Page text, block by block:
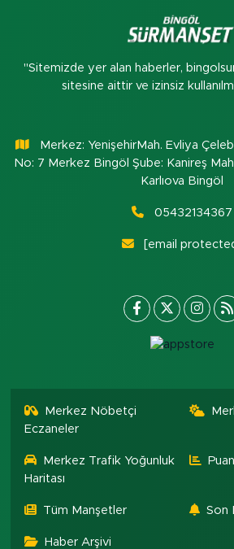
"Sitemizde yer alan haberler,
sitesine aittir ve izinsiz
Merkez: YenişehirMah. Evliya
No: 7 Merkez Bingöl Şube: Kanireş
Karlıova Bingöl
05432134367
[email
Merkez Nöbetçi
Eczaneler
Merkez Trafik Yoğunluk
Haritası
Tüm Manşetler Son
Haber Arşivi